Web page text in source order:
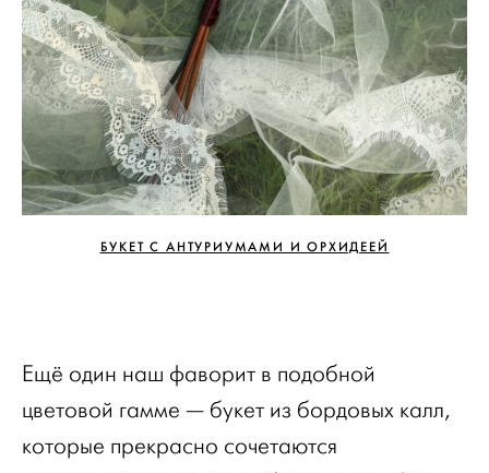
БУКЕТ С АНТУРИУМАМИ И ОРХИДЕЕЙ
Ещё один наш фаворит в подобной
цветовой гамме — букет из бордовых калл,
которые прекрасно сочетаются